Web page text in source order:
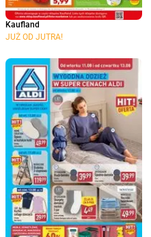
Kaufland
JUŻ OD JUTRA!